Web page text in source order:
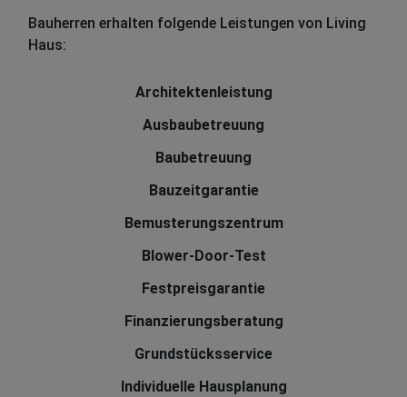
Bauherren erhalten folgende Leistungen von Living
Haus:
Architektenleistung
Ausbaubetreuung
Baubetreuung
Bauzeitgarantie
Bemusterungszentrum
Blower-Door-Test
Festpreisgarantie
Finanzierungsberatung
Grundstücksservice
Individuelle Hausplanung